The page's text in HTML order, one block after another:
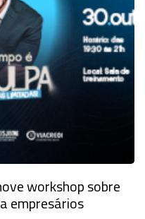
workshop sobre
empresários